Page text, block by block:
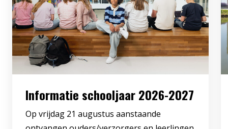
Informatie schooljaar 2026-2027
Op vrijdag 21 augustus aanstaande